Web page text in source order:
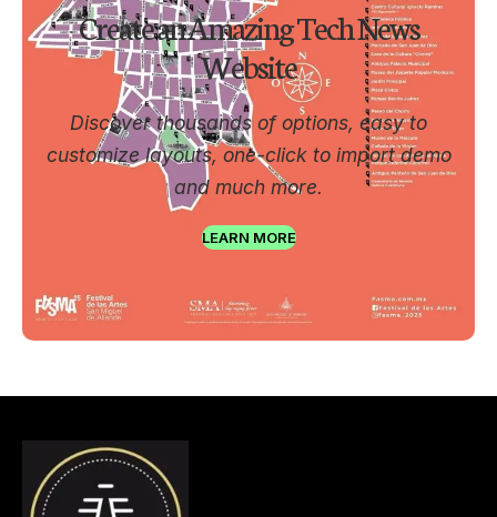
Create an Amazing Tech News
Website
Discover thousands of options, easy to
customize layouts, one-click to import demo
and much more.
LEARN MORE